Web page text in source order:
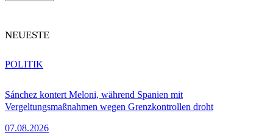
NEUESTE
Sánchez kontert Meloni, während Spanien mit
Vergeltungsmaßnahmen wegen Grenzkontrollen droht
07.08.2026
POLITIK